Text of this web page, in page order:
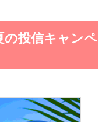
の投信キャンペ